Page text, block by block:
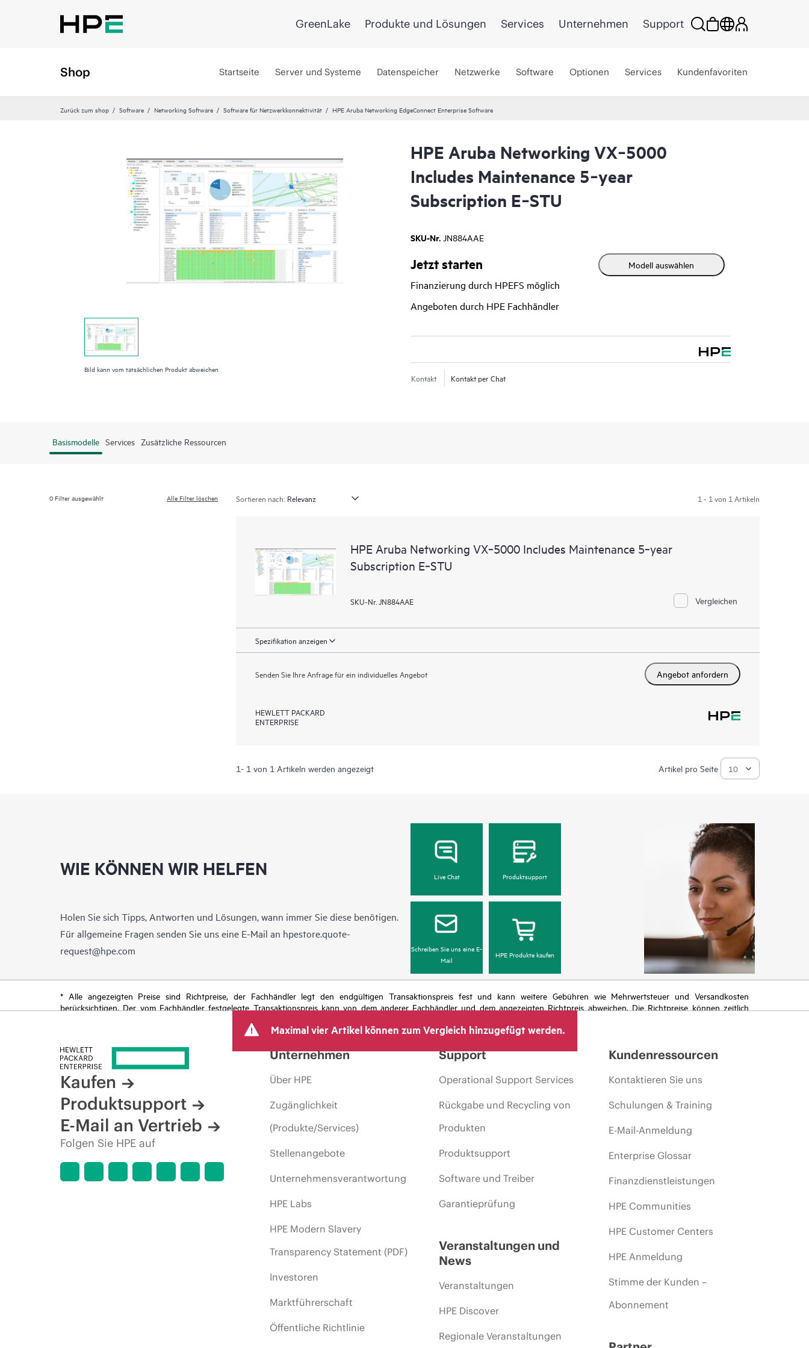
GreenLake Produkte und Lösungen Services Unternehmen Support
Shop Startseite Server und Systeme Datenspeicher Netzwerke Software Optionen Services Kundenfavoriten
Zurück zum shop Software Networking Software Software für Netzwerkkonnektivität HPE Aruba Networking EdgeConnect Enterprise Software
Bild kann vom tatsächlichen Produkt abweichen
HPE Aruba Networking VX‑5000
Includes Maintenance 5‑year
Subscription E‑STU
SKU-Nr. JN884AAE
Jetzt starten
Finanzierung durch HPEFS möglich
Angeboten durch HPE Fachhändler
Modell auswählen
Kontakt Kontakt per Chat
Basismodelle Services Zusätzliche Ressourcen
0Filter ausgewählt Alle Filter löschen Sortieren nach: 1 - 1 von 1 Artikeln
HPE Aruba Networking VX‑5000 Includes Maintenance 5‑year
Subscription E‑STU
SKU-Nr. JN884AAE Vergleichen
Spezifikation anzeigen
Senden Sie Ihre Anfrage für ein individuelles Angebot Angebot anfordern
HEWLETT PACKARD
ENTERPRISE
1- 1 von 1 Artikeln werden angezeigt Artikel pro Seite
WIE KÖNNEN WIR HELFEN
Holen Sie sich Tipps, Antworten und Lösungen, wann immer Sie diese benötigen.
Für allgemeine Fragen senden Sie uns eine E-Mail an hpestore.quote-
request@hpe.com
Live Chat Produktsupport
Schreiben Sie uns eine E-
Mail
HPE Produkte kaufen
* Alle angezeigten Preise sind Richtpreise, der Fachhändler legt den endgültigen Transaktionspreis fest und kann weitere Gebühren wie Mehrwertsteuer und Versandkosten
berücksichtigen. Der vom Fachhändler festgelegte Transaktionspreis kann von dem anderer Fachhändler und dem angezeigten Richtpreis abweichen. Die Richtpreise können zeitlich
von Produkten, eingeschränkter Produktverfügbarkeit, dem Ende der Lebensdauer von Werbeaktionen und Fehlern in der Werbung.
Maximal vier Artikel können zum Vergleich hinzugefügt werden.
Kaufen
Produktsupport
E-Mail an Vertrieb
Folgen Sie HPE auf
Unternehmen
Über HPE
Zugänglichkeit
(Produkte/Services)
Stellenangebote
Unternehmensverantwortung
HPE Labs
HPE Modern Slavery
Transparency Statement (PDF)
Investoren
Marktführerschaft
Öffentliche Richtlinie
Support
Operational Support Services
Rückgabe und Recycling von
Produkten
Produktsupport
Software und Treiber
Garantieprüfung
Veranstaltungen und
News
Veranstaltungen
HPE Discover
Regionale Veranstaltungen
Kundenressourcen
Kontaktieren Sie uns
Schulungen & Training
E-Mail-Anmeldung
Enterprise Glossar
Finanzdienstleistungen
HPE Communities
HPE Customer Centers
HPE Anmeldung
Stimme der Kunden –
Abonnement